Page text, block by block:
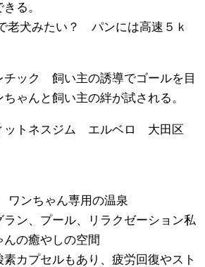
る。
老犬みたい？ パンには高速５ｋ
チック 飼い主の誘導でゴールを目
ゃんと飼い主の絆が試される。
ットネスジム エルベロ 大田区
ンちゃん専用の温泉
ン、プール、リラクゼーション私
の癒やしの空間
カプセルもあり、疲労回復やスト